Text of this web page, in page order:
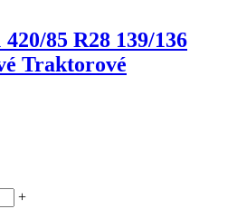
420/85 R28 139/136
Traktorové
+